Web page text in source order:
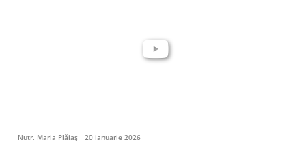
Nutr. Maria Plăiaș 20 ianuarie 2026